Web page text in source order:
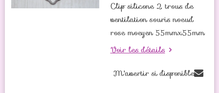
Clip silicone 2 trous de
ventilation souris noeud
rose moeyen 55mmx55mm
Voir les détails
M'avertir si disponible